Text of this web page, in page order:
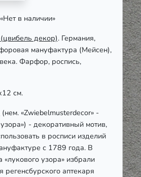
«Нет в наличии»
декор). Германия,
мануфактура (Мейсен),
Фарфор, роспись,
см.
(нем. «Zwiebelmusterdecor» -
- декоративный мотив,
в росписи изделий
с 1789 года. В
«лукового узора» избрали
регенсбурского аптекаря